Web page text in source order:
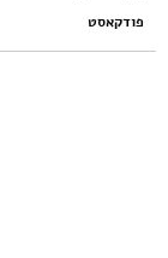
פודקאסט